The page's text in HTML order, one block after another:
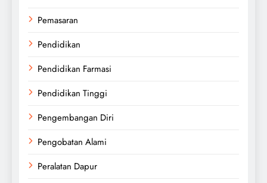
Pemasaran
Pendidikan
Pendidikan Farmasi
Pendidikan Tinggi
Pengembangan Diri
Pengobatan Alami
Peralatan Dapur